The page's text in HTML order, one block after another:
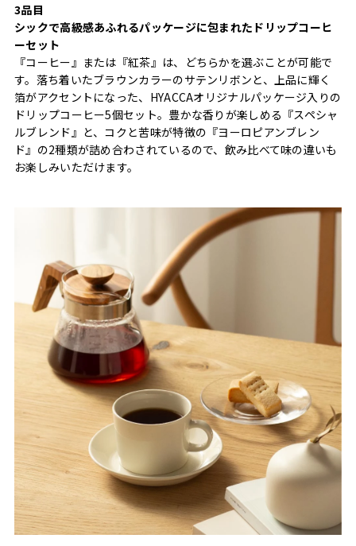
3品目
シックで高級感あふれるパッケージに包まれたドリップコーヒ
ーセット
『コーヒー』または『紅茶』は、どちらかを選ぶことが可能で
す。落ち着いたブラウンカラーのサテンリボンと、上品に輝く
箔がアクセントになった、HYACCAオリジナルパッケージ入りの
ドリップコーヒー5個セット。豊かな香りが楽しめる『スペシャ
ルブレンド』と、コクと苦味が特徴の『ヨーロピアンブレン
ド』の2種類が詰め合わされているので、飲み比べて味の違いも
お楽しみいただけます。